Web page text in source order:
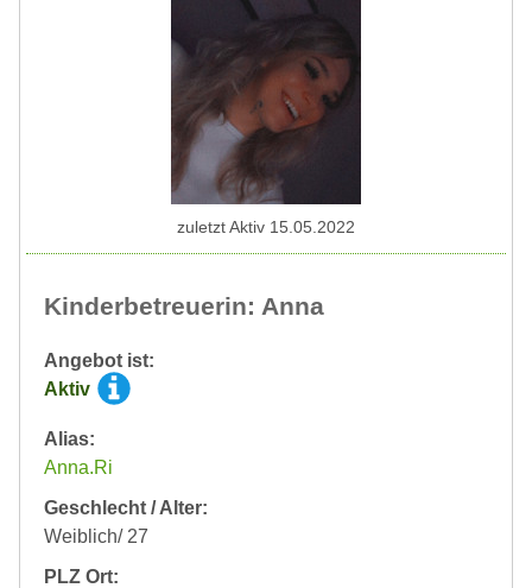
Kinderbetreuerin: Anna
Angebot ist:
Aktiv
Alias:
Anna.Ri
Geschlecht / Alter:
Weiblich/ 27
PLZ Ort:
zuletzt Aktiv 15.05.2022